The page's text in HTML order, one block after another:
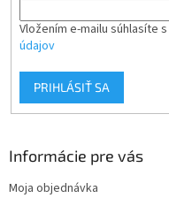
Vložením e-mailu súhlasíte s
údajov
PRIHLÁSIŤ SA
Informácie pre vás
Moja objednávka